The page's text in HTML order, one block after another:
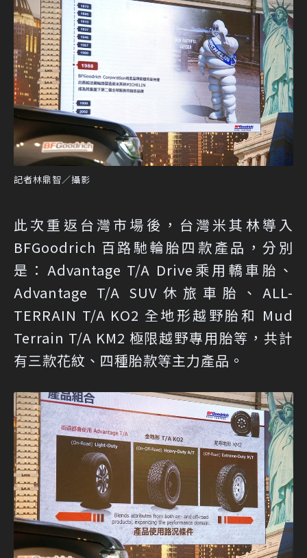
記者林鼎智／攝影
此次重返台灣市場後，台灣米其林導入
BFGoodrich 百路馳輪胎四款產品，分別
是：Advantage T/A Drive乘用轎車胎、
Advantage T/A SUV休旅車胎、ALL-
TERRAIN T/A KO2 全地形越野胎和 Mud
Terrain T/A KM2 極限越野專用胎等，共計
有三款花紋、四種胎款等主力產品。